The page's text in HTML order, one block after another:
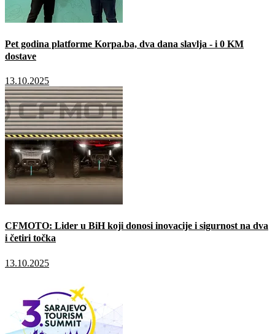
Pet godina platforme Korpa.ba, dva dana slavlja - i 0 KM
dostave
13.10.2025
CFMOTO: Lider u BiH koji donosi inovacije i sigurnost na dva
i četiri točka
13.10.2025